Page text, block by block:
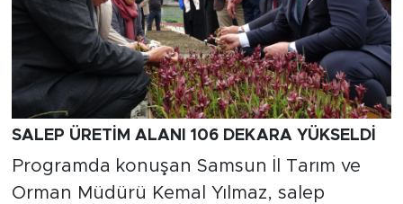
SALEP ÜRETİM ALANI 106 DEKARA YÜKSELDİ
Programda konuşan Samsun İl Tarım ve
Orman Müdürü Kemal Yılmaz, salep